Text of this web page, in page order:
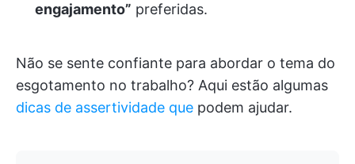
engajamento” preferidas.
Não se sente confiante para abordar o tema do
esgotamento no trabalho? Aqui estão algumas
dicas de assertividade que podem ajudar.